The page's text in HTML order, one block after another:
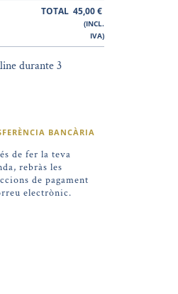
TOTAL 45,00€
(INCL.
IVA)
durante 3
BANCÀRIA
de fer la teva
rebràs les
de pagament
electrònic.